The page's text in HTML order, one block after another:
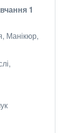
1
Манікюр,